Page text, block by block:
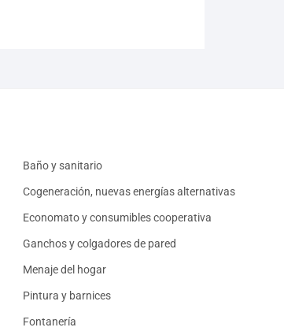
Baño y sanitario
Cogeneración, nuevas energías alternativas
Economato y consumibles cooperativa
Ganchos y colgadores de pared
Menaje del hogar
Pintura y barnices
Fontanería